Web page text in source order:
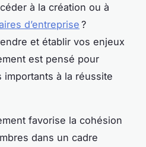
à la création ou à
d’entreprise ?
et établir vos enjeux
est pensé pour
à la réussite
favorise la cohésion
dans un cadre